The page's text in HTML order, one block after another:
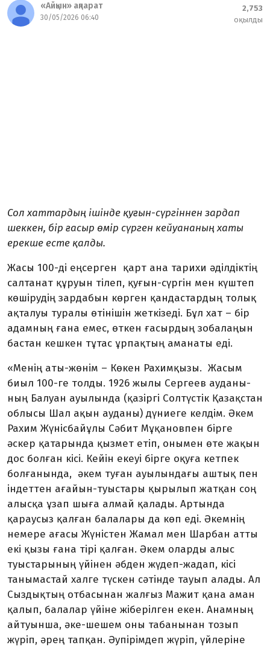
«Айқын» ақпарат
30/05/2026 06:40
2,753
оқылды
Сол хаттардың ішінде қуғын-сүргіннен зардап
шеккен, бір ғасыр өмір сүрген кейуананың хаты
ерекше есте қалды.
Жа­сы 100-ді еңсерген қарт ана та­рихи әділдіктің
сал­та­нат құруын ті­леп, қуғын-сүргін мен күштеп
кө­шірудің зардабын көрген қан­дастардың толық
ақталуы туралы өті­нішін жеткізеді. Бұл хат – бір
ада­м­ның ғана емес, өткен ғасыр­дың зобалаңын
бастан кешкен тұтас ұрпақтың аманаты еді.
«Менің аты-жөнім – Көкен Ра­химқызы. Жасым
биыл 100-ге тол­ды. 1926 жылы Сергеев ауда­ны­
ның Балуан ауылында (қазіргі Сол­түстік Қазақстан
облысы Шал ақын ауданы) дүниеге келдім. Әкем
Рахим Жүнісбайұлы Сәбит Мұ­қановпен бірге
әскер қата­рын­да қызмет етіп, онымен өте жақын
дос болған кісі. Кейін екеуі бірге оқу­ға кетпек
болғанында, әкем ту­ған ауылындағы аштық пен
ін­деттен ағайын-туыстары қыры­лып жатқан соң
алысқа ұзап шыға алмай қалады. Артында
қараусыз қал­ған балалары да көп еді. Әкем­нің
немере ағасы Жүністен Жамал мен Шарбан атты
екі қызы ғана тірі қалған. Әкем оларды алыс
туыс­­­­тарының үйінен әбден жүдеп-жадап, кісі
танымастай халге түс­кен сәтінде тауып алады. Ал
Сыз­дық­тың отбасынан жалғыз Мажит қа­на аман
қалып, балалар үйіне жі­берілген екен. Анамның
ай­туын­­ша, әке-шешем оны таба­ны­нан тозып
жүріп, әрең тапқан. Әу­­пірімдеп жүріп, үйлеріне